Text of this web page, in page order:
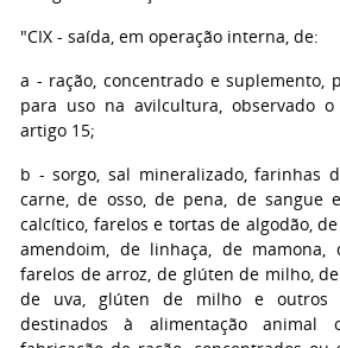
"CIX - saída, em operação interna, de:
a - ração, concentrado e suplemento,
para uso na avilcultura, observado
artigo 15;
b - sorgo, sal mineralizado, farinhas
carne, de osso, de pena, de sangue
calcítico, farelos e tortas de algodão,
amendoim, de linhaça, de
farelos de arroz, de glúten de milho,
de uva, glúten de milho e outros
destinados à alimentação animal